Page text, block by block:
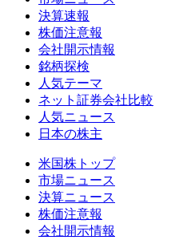
決算速報
株価注意報
会社開示情報
銘柄探検
人気テーマ
ネット証券会社比較
人気ニュース
日本の株主
米国株トップ
市場ニュース
決算ニュース
株価注意報
会社開示情報